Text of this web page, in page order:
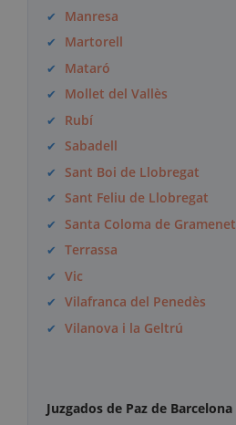
Manresa
Martorell
Mataró
Mollet del Vallès
Rubí
Sabadell
Sant Boi de Llobregat
Sant Feliu de Llobregat
Santa Coloma de Gramenet
Terrassa
Vic
Vilafranca del Penedès
Vilanova i la Geltrú
Juzgados de Paz de Barcelona